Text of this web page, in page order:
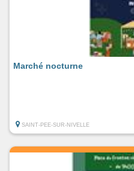
Marché nocturne
SAINT-PEE-SUR-NIVELLE